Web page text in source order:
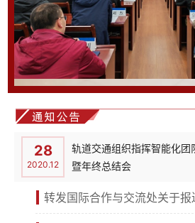
28
2020.12
轨道交通组织指挥智能化
暨年终总结会
转发国际合作与交流处关于报